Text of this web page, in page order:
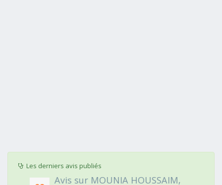
Les derniers avis publiés
Avis sur MOUNIA HOUSSAIM,